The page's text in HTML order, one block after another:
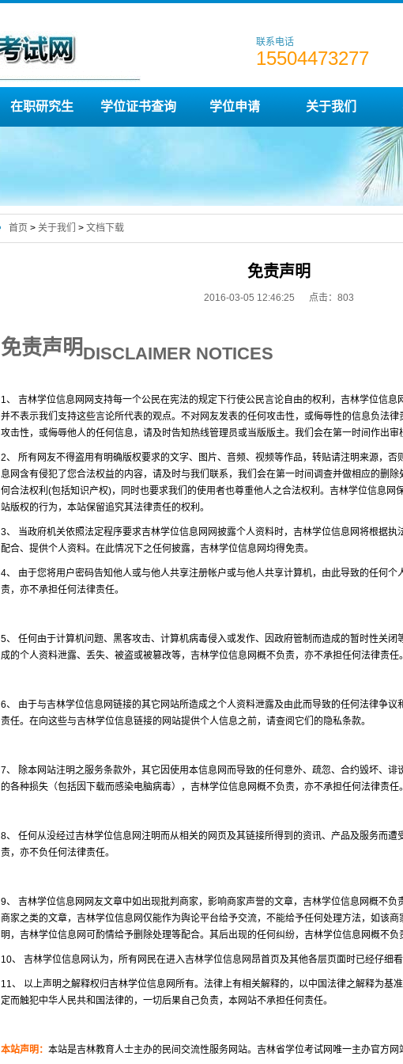
联系电话
15504473277
在职研究生 学位证书查询 学位申请 关于我们
首页 > 关于我们 > 文档下载
免责声明
2016-03-05 12:46:25 点击： 803
免责声明DISCLAIMER NOTICES
1、 吉林学位信息网网支持每一个公民在宪法的规定下行使公民言论自由的权利，吉林学位信息
并不表示我们支持这些言论所代表的观点。不对网友发表的任何攻击性，或侮辱性的信息负法律
攻击性，或侮辱他人的任何信息，请及时告知热线管理员或当版版主。我们会在第一时间作出审
2、 所有网友不得盗用有明确版权要求的文字、图片、音频、视频等作品，转贴请注明来源，否
息网含有侵犯了您合法权益的内容，请及时与我们联系，我们会在第一时间调查并做相应的删
何合法权利(包括知识产权)，同时也要求我们的使用者也尊重他人之合法权利。吉林学位信息网
站版权的行为，本站保留追究其法律责任的权利。
3、 当政府机关依照法定程序要求吉林学位信息网网披露个人资料时，吉林学位信息网将根据执
配合、提供个人资料。在此情况下之任何披露，吉林学位信息网均得免责。
4、 由于您将用户密码告知他人或与他人共享注册帐户或与他人共享计算机，由此导致的任何个
责，亦不承担任何法律责任。
5、 任何由于计算机问题、黑客攻击、计算机病毒侵入或发作、因政府管制而造成的暂时性关闭
成的个人资料泄露、丢失、被盗或被篡改等，吉林学位信息网概不负责，亦不承担任何法律责任。
6、 由于与吉林学位信息网链接的其它网站所造成之个人资料泄露及由此而导致的任何法律争议
责任。在向这些与吉林学位信息链接的网站提供个人信息之前，请查阅它们的隐私条款。
7、 除本网站注明之服务条款外，其它因使用本信息网而导致的任何意外、疏忽、合约毁坏、诽
的各种损失（包括因下载而感染电脑病毒），吉林学位信息网概不负责，亦不承担任何法律责任。
8、 任何从没经过吉林学位信息网注明而从相关的网页及其链接所得到的资讯、产品及服务而遭
责，亦不负任何法律责任。
9、 吉林学位信息网网友文章中如出现批判商家，影响商家声誉的文章，吉林学位信息网概不负
商家之类的文章，吉林学位信息网仅能作为舆论平台给予交流，不能给予任何处理方法，如该
明，吉林学位信息网可酌情给予删除处理等配合。其后出现的任何纠纷，吉林学位信息网概不负
10、 吉林学位信息网认为，所有网民在进入吉林学位信息网昂首页及其他各层页面时已经仔细看
11、 以上声明之解释权归吉林学位信息网所有。法律上有相关解释的，以中国法律之解释为基
定而触犯中华人民共和国法律的，一切后果自己负责，本网站不承担任何责任。
本站声明： 本站是吉林教育人士主办的民间交流性服务网站。吉林省学位考试网唯一主办官方网